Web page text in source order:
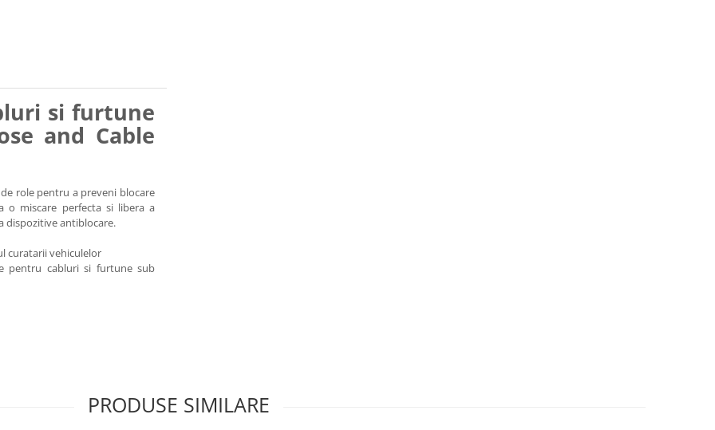
si furtune
and Cable
role pentru a preveni blocare
o miscare perfecta si libera a
dispozitive antiblocare.
curatarii vehiculelor
pentru cabluri si furtune sub
PRODUSE SIMILARE